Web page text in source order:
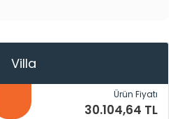
Villa
Ürün Fiyatı
30.104,64 TL